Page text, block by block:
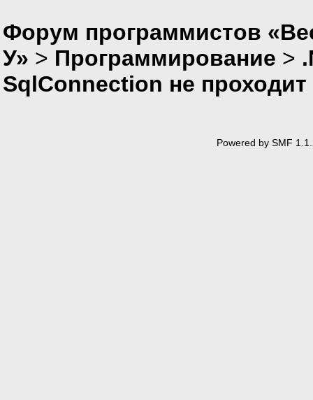
Форум программистов
У» > Программирование >
SqlConnection не
Powered by SMF